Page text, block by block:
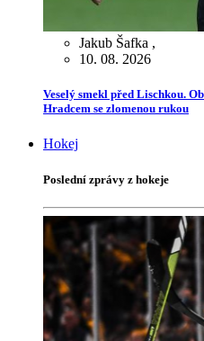
Jakub Šafka ,
10. 08. 2026
Veselý smekl před Lischkou.
Hradcem se zlomenou rukou
Hokej
Poslední zprávy z hokeje